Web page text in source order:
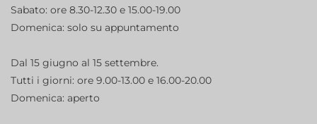
Sabato: ore 8.30-12.30 e 15.00-19.00
Domenica: solo su appuntamento
Dal 15 giugno al 15 settembre.
Tutti i giorni: ore 9.00-13.00 e 16.00-20.00
Domenica: aperto